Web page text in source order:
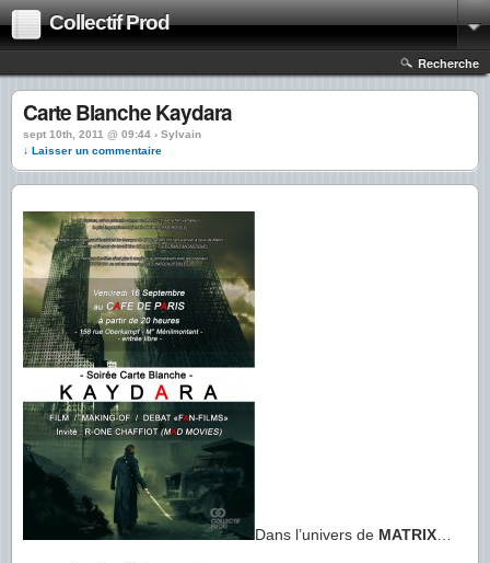
Collectif Prod
Recherche
Carte Blanche Kaydara
sept 10th, 2011 @ 09:44 › Sylvain
↓ Laisser un commentaire
Dans l’univers de MATRIX